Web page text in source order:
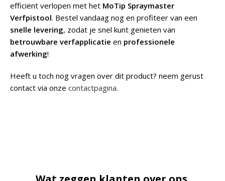
efficiënt verlopen met het MoTip Spraymaster
Verfpistool. Bestel vandaag nog en profiteer van een
snelle levering, zodat je snel kunt genieten van
betrouwbare verfapplicatie en professionele
afwerking!
Heeft u toch nog vragen over dit product? neem gerust
contact via onze contactpagina.